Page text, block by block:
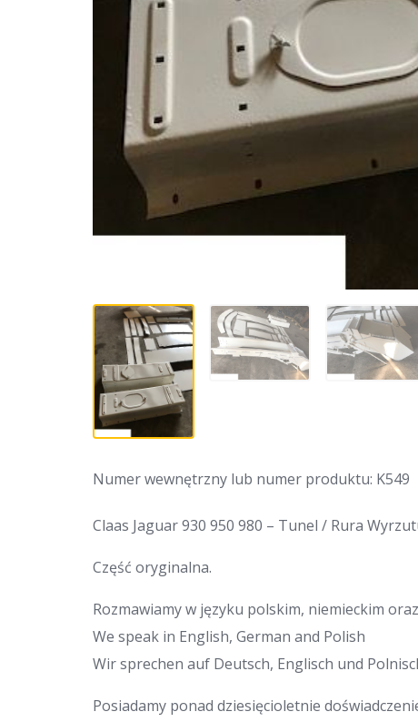
Numer wewnętrzny lub numer produktu: K549
Claas Jaguar 930 950 980 – Tunel / Rura
Część oryginalna.
Rozmawiamy w języku polskim, niemieckim
We speak in English, German and Polish
Wir sprechen auf Deutsch, Englisch und
Posiadamy ponad dziesięcioletnie